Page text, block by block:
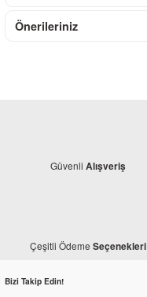
Önerileriniz
Güvenli Alışveriş
Çeşitli Ödeme Seçenekleri
Bizi Takip Edin!